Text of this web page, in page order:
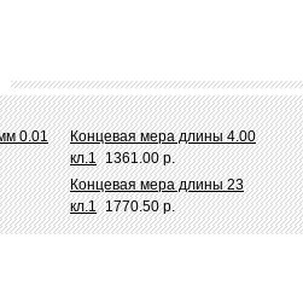
0.01
Концевая мера длины 4.00
кл.1 1361.00 р.
Концевая мера длины 23
кл.1 1770.50 р.